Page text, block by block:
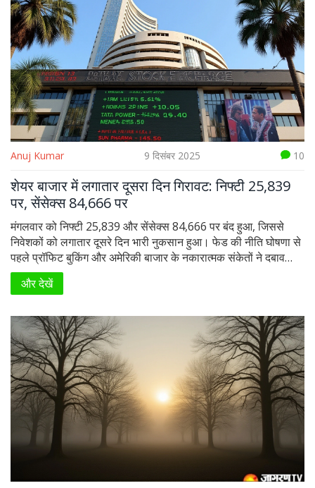
Anuj Kumar 9 दिसंबर 2025 10
शेयर बाजार में लगातार दूसरा दिन गिरावट: निफ्टी 25,839
पर, सेंसेक्स 84,666 पर
मंगलवार को निफ्टी 25,839 और सेंसेक्स 84,666 पर बंद हुआ, जिससे
निवेशकों को लगातार दूसरे दिन भारी नुकसान हुआ। फेड की नीति घोषणा से
पहले प्रॉफिट बुकिंग और अमेरिकी बाजार के नकारात्मक संकेतों ने दबाव
बढ़ाया।
और देखें